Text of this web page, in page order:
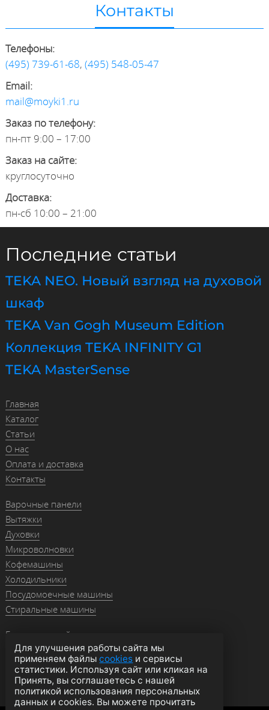
Контакты
Телефоны:
(495) 739-61-68, (495) 548-05-47
Email:
mail@moyki1.ru
Заказ по телефону:
пн-пт 9:00 – 17:00
Заказ на сайте:
круглосуточно
Доставка:
пн-сб 10:00 – 21:00
Последние статьи
TEKA NEO. Новый взгляд на духовой
шкаф
TEKA Van Gogh Museum Edition
Коллекция TEKA INFINITY G1
TEKA MasterSense
Главная
Каталог
Статьи
О нас
Оплата и доставка
Контакты
Варочные панели
Вытяжки
Духовки
Микроволновки
Кофемашины
Холодильники
Посудомоечные машины
Стиральные машины
Гранитные мойки
Мойки из нержавейки
Смесители
Аксессуары
Для улучшения работы сайта мы
применяем файлыcookies и сервисы
статистики. Используя сайт или кликая на
Принять, вы соглашаетесь с нашей
политикой использования персональных
данных и cookies. Вы можете прочитать